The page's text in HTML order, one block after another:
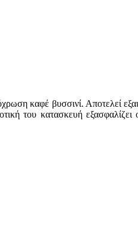
καφέ βυσσινί. Αποτελεί
του κατασκευή εξασφαλίζει